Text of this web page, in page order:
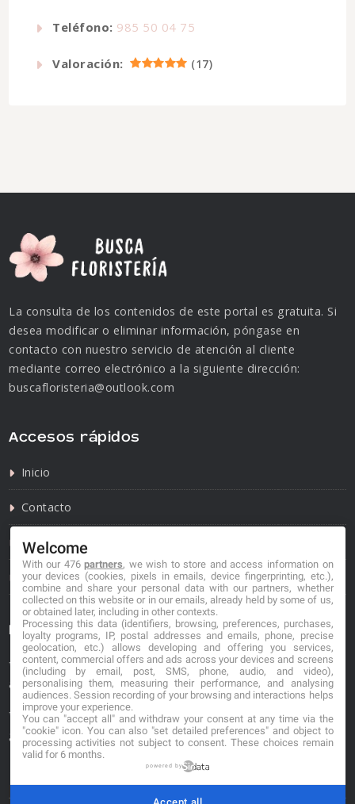
Teléfono: 985 50 04 75
Valoración: (17)
La consulta de los contenidos de este portal es gratuita. Si
desea modificar o eliminar información, póngase en
contacto con nuestro servicio de atención al cliente
mediante correo electrónico a la siguiente dirección:
buscafloristeria@outlook.com
Accesos rápidos
Inicio
Contacto
Política de privacidad
Política de cookies
Información de contacto
*No se garantiza que los datos mostrados estén
actualizados.
** Los precios mostrados son estimaciones y no se
garantiza su veracidad.
Welcome
With our 476partners, we wish to store and access information on
your devices (cookies, pixels in emails, device fingerprinting, etc.),
combine and share your personal data with our partners, whether
collected on this website or in our emails, already held by some of us,
or obtained later, including in other contexts.
Processing this data (identifiers, browsing, preferences, purchases,
loyalty programs, IP, postal addresses and emails, phone, precise
geolocation, etc.) allows developing and offering you services,
content, commercial offers and ads across your devices and screens
(including by email, post, SMS, phone, audio, and video),
personalising them, measuring their performance, and analysing
audiences. Session recording of your browsing and interactions helps
improve your experience.
You can "accept all" and withdraw your consent at any time via the
"cookie" icon. You can also "set detailed preferences" and object to
processing activities not subject to consent. These choices remain
valid for 6 months.
powered by
Accept all